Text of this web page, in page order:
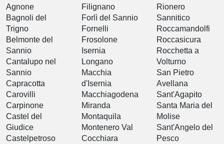
Agnone
Bagnoli del
Trigno
Belmonte del
Sannio
Cantalupo nel
Sannio
Capracotta
Carovilli
Carpinone
Castel del
Giudice
Castelpetroso
Filignano
Forlì del Sannio
Fornelli
Frosolone
Isernia
Longano
Macchia
d'Isernia
Macchiagodena
Miranda
Montaquila
Montenero Val
Cocchiara
Rionero
Sannitico
Roccamandolfi
Roccasicura
Rocchetta a
Volturno
San Pietro
Avellana
Sant'Agapito
Santa Maria del
Molise
Sant'Angelo del
Pesco